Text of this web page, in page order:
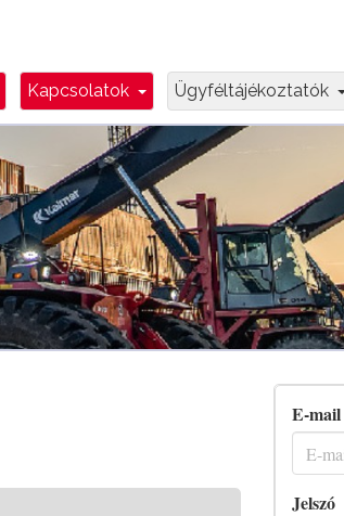
Kapcsolatok Dropdown Toggle
Ügyféltájékoztatók
E-mail
Jelszó